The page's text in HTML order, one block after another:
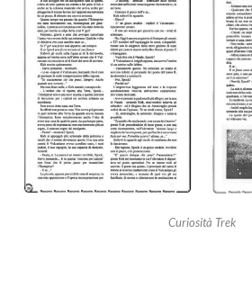
Curiosità Trek